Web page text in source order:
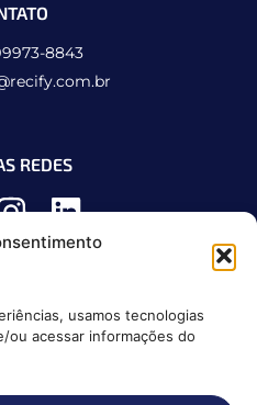
usamos tecnologias
ou acessar informações do
8843
REDES